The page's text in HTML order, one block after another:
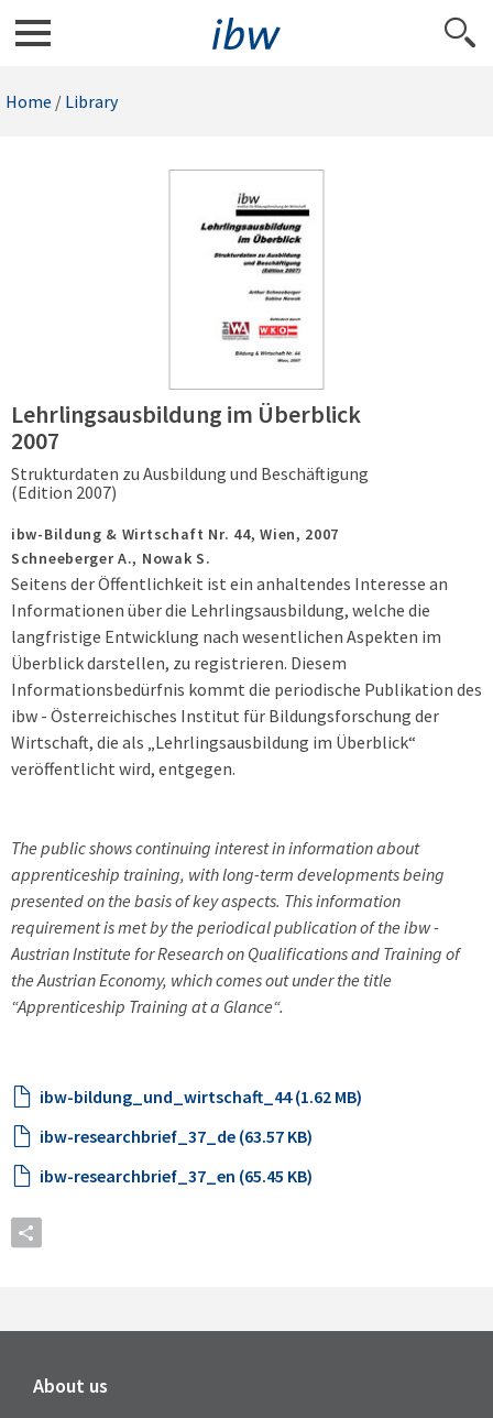
Home / Library
Lehrlingsausbildung im Überblick
2007
Strukturdaten zu Ausbildung und Beschäftigung
(Edition 2007)
ibw-Bildung & Wirtschaft Nr. 44,Wien, 2007
Schneeberger A., Nowak S.
Seitens der Öffentlichkeit ist ein anhaltendes Interesse an
Informationen über die Lehrlingsausbildung, welche die
langfristige Entwicklung nach wesentlichen Aspekten im
Überblick darstellen, zu registrieren. Diesem
Informationsbedürfnis kommt die periodische Publikation des
ibw - Österreichisches Institut für Bildungsforschung der
Wirtschaft, die als „Lehrlingsausbildung im Überblick“
veröffentlicht wird, entgegen.
The public shows continuing interest in information about
apprenticeship training, with long-term developments being
presented on the basis of key aspects. This information
requirement is met by the periodical publication of the ibw -
Austrian Institute for Research on Qualifications and Training of
the Austrian Economy, which comes out under the title
“Apprenticeship Training at a Glance“.
ibw-bildung_und_wirtschaft_44 (1.62 MB)
ibw-researchbrief_37_de (63.57 KB)
ibw-researchbrief_37_en (65.45 KB)
About us